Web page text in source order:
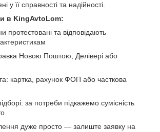
у її справності та надійності.
в KingAvtoLom:
протестовані та відповідають
Новою Поштою, Делівері або
картка, рахунок ФОП або часткова
за потреби підкажемо сумісність
дуже просто — залиште заявку на